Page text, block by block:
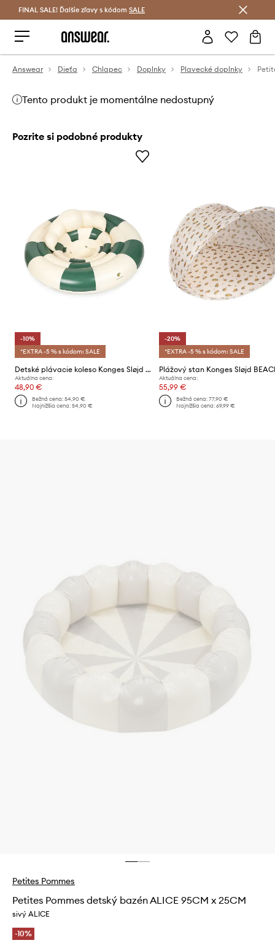
Šetrite s Answear Club >
FINAL SALE! Ďalšie zľavy s kódom SALE
Answear Dieťa Chlapec Doplnky Plavecké doplnky
Tento produkt je momentálne nedostupný
Pozrite si podobné produkty
-10%
*EXTRA -5 % s kódom: SALE
Detské plávacie koleso Konges Sløjd BABY WATER RING
Aktuálna cena:
48,90 €
Bežná cena:54,90 €
Najnižšia cena:54,90 €
-20%
*EXTRA -5 % s kódom: SALE
Aktuálna cena:
55,99 €
Bežná cena: 77,90 €
Najnižšia cena: 69,99 €
Petites Pommes
Petites Pommes detský bazén ALICE 95CM x 25CM
sivý ALICE
-10%